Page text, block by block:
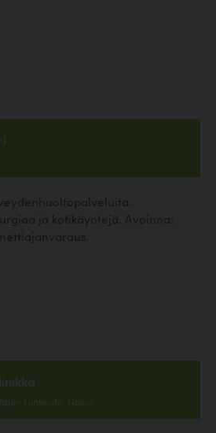
ja kotikäyntejä. Avoinna:
kiinteistö, Nokia